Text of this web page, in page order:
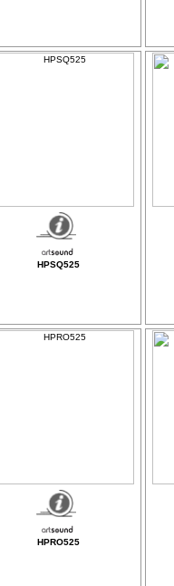
HPSQ525
HPRO525